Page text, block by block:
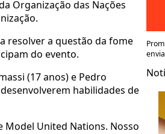
Organização das Nações
resolver a questão da fome
do evento.
(17 anos) e Pedro
habilidades de
Model United Nations. Nosso